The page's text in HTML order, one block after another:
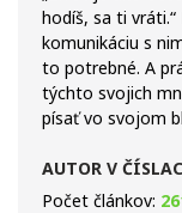
hodíš, sa ti
komunikáciu s
to potrebné. A
týchto svojich
písať vo svojom
AUTOR V
Počet článkov: